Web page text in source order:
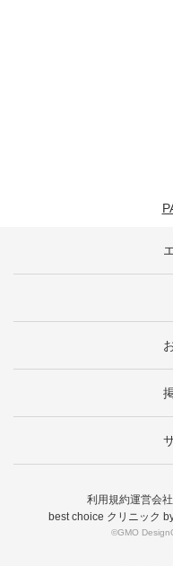
利用規約運営会社
best choice クリニック
©GMO